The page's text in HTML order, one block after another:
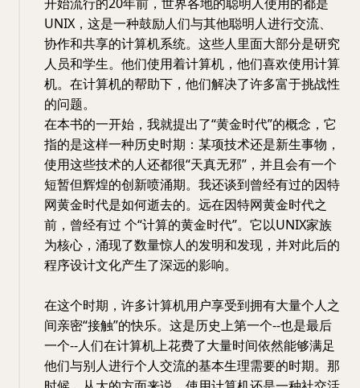
UNIX，这是一种鼓励人们与其他聪明人进行交流、
协作和共享的计算机系统。这些人里面大部分是研究
人员和学生。他们使用着计算机，他们喜欢使用计算
机。在计算机的帮助下，他们解决了许多富于挑战性
的问题。
在本书的一开始，我就提出了“黄金时代”的概念，它
指的是这样一种历史时期：某项技术还是新生事物，
使用这些技术的人还都很“天真无邪”，并且会有一个
短暂但辉煌的创新喷涌期。我还谈到曾经有过的因特
网黄金时代是如何逝去的。远在因特网黄金时代之
前，曾经有过 个“计算的黄金时代”。它以UNIX家族
为核心，涌现了数量惊人的发明和发现，并对此后的
程序设计文化产生了深远的影响。
在这个时期，许多计算机用户享受到拥有大量个人之
间亲密“接触”的快乐。这是历史上第一个--也是最后
一个--人们在计算机上花费了大量时间依然能够满足
他们与别人进行个人交流的基本生理需要的时期。那